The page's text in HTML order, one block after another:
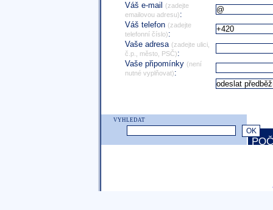
Váš e-mail
(zadejte
emailovou adresu):
Váš telefon (zadejte
telefonní číslo):
Vaše adresa (zadejte ulici,
č.p., město, PSČ):
Vaše připomínky (není
nutné vyplňovat):
VYHLEDAT